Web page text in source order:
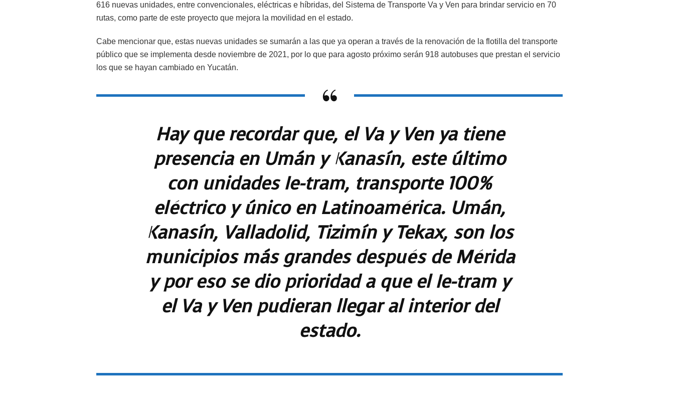
616 nuevas unidades, entre convencionales, eléctricas e híbridas, del Sistema de Transporte Va y Ven para brindar servicio en 70
rutas, como parte de este proyecto que mejora la movilidad en el estado.
Cabe mencionar que, estas nuevas unidades se sumarán a las que ya operan a través de la renovación de la flotilla del transporte
público que se implementa desde noviembre de 2021, por lo que para agosto próximo serán 918 autobuses que prestan el servicio
los que se hayan cambiado en Yucatán.
Hay que recordar que, el Va y Ven ya tiene
presencia en Umán y Kanasín, este último
con unidades Ie-tram, transporte 100%
eléctrico y único en Latinoamérica. Umán,
Kanasín, Valladolid, Tizimín y Tekax, son los
municipios más grandes después de Mérida
y por eso se dio prioridad a que el Ie-tram y
el Va y Ven pudieran llegar al interior del
estado.